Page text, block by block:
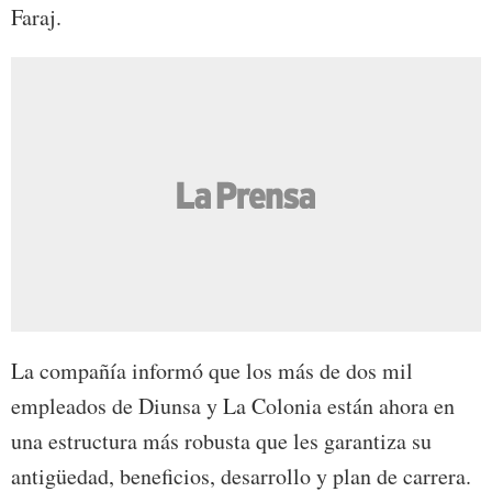
Faraj.
La compañía informó que los más de dos mil
empleados de Diunsa y La Colonia están ahora en
una estructura más robusta que les garantiza su
antigüedad, beneficios, desarrollo y plan de carrera.